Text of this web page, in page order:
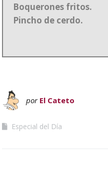
Boquerones fritos.
Pincho de cerdo.
por El Cateto
Especial del Día